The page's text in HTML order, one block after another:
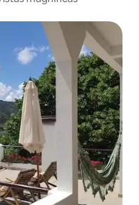
hóspedes